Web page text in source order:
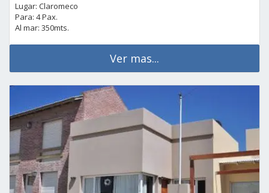
Lugar: Claromeco
Para: 4 Pax.
Al mar: 350mts.
Ver mas...